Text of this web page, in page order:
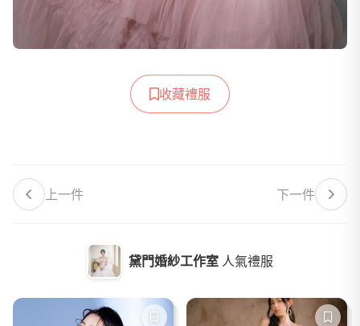
收藏禮服
上一件 下一件
黛門婚紗工作室 人氣禮服